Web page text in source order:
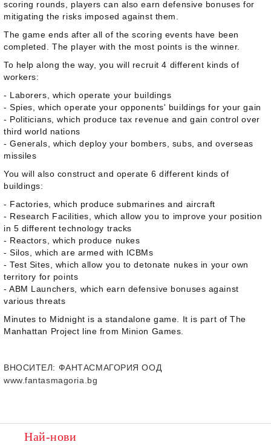
scoring rounds, players can also earn defensive bonuses for
mitigating the risks imposed against them.
The game ends after all of the scoring events have been
completed. The player with the most points is the winner.
To help along the way, you will recruit 4 different kinds of
workers:
- Laborers, which operate your buildings
- Spies, which operate your opponents' buildings for your gain
- Politicians, which produce tax revenue and gain control over
third world nations
- Generals, which deploy your bombers, subs, and overseas
missiles
You will also construct and operate 6 different kinds of
buildings:
- Factories, which produce submarines and aircraft
- Research Facilities, which allow you to improve your position
in 5 different technology tracks
- Reactors, which produce nukes
- Silos, which are armed with ICBMs
- Test Sites, which allow you to detonate nukes in your own
territory for points
- ABM Launchers, which earn defensive bonuses against
various threats
Minutes to Midnight is a standalone game. It is part of The
Manhattan Project line from Minion Games.
ВНОСИТЕЛ: ФАНТАСМАГОРИЯ ООД
www.fantasmagoria.bg
Най-нови